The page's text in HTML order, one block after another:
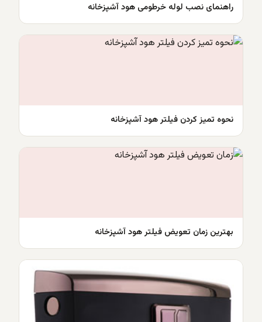
راهنمای نصب لوله خرطومی هود آشپزخانه
نحوه تمیز کردن فیلتر هود آشپزخانه
بهترین زمان تعویض فیلتر هود آشپزخانه